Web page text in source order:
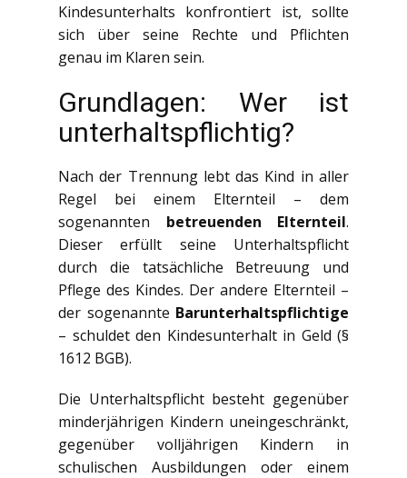
Kindesunterhalts konfrontiert ist, sollte
sich über seine Rechte und Pflichten
genau im Klaren sein.
Grundlagen: Wer ist
unterhaltspflichtig?
Nach der Trennung lebt das Kind in aller
Regel bei einem Elternteil – dem
sogenannten betreuenden Elternteil.
Dieser erfüllt seine Unterhaltspflicht
durch die tatsächliche Betreuung und
Pflege des Kindes. Der andere Elternteil –
der sogenannte Barunterhaltspflichtige
– schuldet den Kindesunterhalt in Geld (§
1612 BGB).
Die Unterhaltspflicht besteht gegenüber
minderjährigen Kindern uneingeschränkt,
gegenüber volljährigen Kindern in
schulischen Ausbildungen oder einem